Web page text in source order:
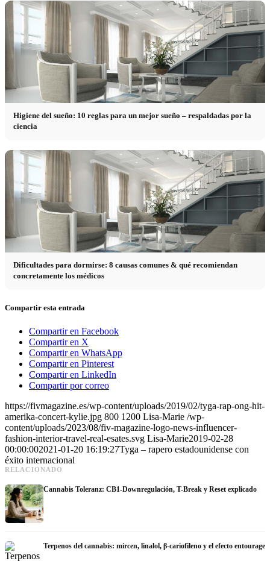
Higiene del sueño: 10 reglas para un mejor sueño – respaldadas por la
ciencia
Dificultades para dormirse: 8 causas comunes & qué recomiendan
concretamente los médicos
Compartir esta entrada
Compartir en Facebook
Compartir en X
Compartir en WhatsApp
Compartir en Pinterest
Compartir en LinkedIn
Compartir por correo
https://fivmagazine.es/wp-content/uploads/2019/02/tyga-rap-ong-hit-
amerika-concert-kylie.jpg 800 1200 Lisa-Marie /wp-
content/uploads/2023/08/fiv-magazine-logo-news-influencer-
fashion-interior-travel-real-esates.svg Lisa-Marie2019-02-28
00:00:002021-01-20 16:19:27Tyga – rapero estadounidense con
éxito internacional
RELACIONADO
Cannabis Toleranz: CB1-Downregulación, T-Break y Reset explicado
Terpenos del cannabis: mircen, linalol, β-cariofileno y el efecto entourage